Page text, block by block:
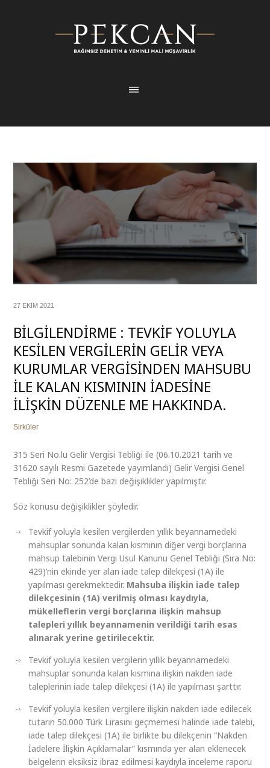
27 EKIM 2021
BİLGİLENDİRME : TEVKİF YOLUYLA
KESİLEN VERGİLERİN GELİR VEYA
KURUMLAR VERGİSİNDEN MAHSUBU
İLE KALAN KISMININ İADESİNE
İLİŞKİN DÜZENLE ME HAKKINDA.
Sirküler
315 Seri No.lu Gelir Vergisi Tebliği ile (06.10.2021 tarih ve
31620 sayılı Resmi Gazetede yayımlandı) Gelir Vergisi Genel
Tebliği Seri No: 252’de bazı değişiklikler yapılmıştır.
Söz konusu değişiklikler şöyledir.
Tevkif yoluyla kesilen vergilerden yıllık beyannamedeki
mahsuplar sonunda kalan kısmının diğer vergi borçlarına
mahsup talebinin Vergi Usul Kanunu Genel Tebliği (Sıra No:
429)’nin ekinde yer alan iade talep dilekçesi (1A) ile
yapılması gerekmektedir. Mahsuba ilişkin iade talep
dilekçesinin (1A) verilmiş olması kaydıyla,
mükelleflerin vergi borçlarına ilişkin mahsup
talepleri yıllık beyannamenin verildiği tarih esas
alınarak yerine getirilecektir.
Tevkif yoluyla kesilen vergilerin yıllık beyannamedeki
mahsuplar sonunda kalan kısmına ilişkin nakden iade
taleplerinin iade talep dilekçesi (1A) ile yapılması şarttır.
Tevkif yoluyla kesilen vergilere ilişkin nakden iade edilecek
tutarın 50.000 Türk Lirasını geçmemesi halinde iade talebi,
iade talep dilekçesi (1A) ile birlikte bu dilekçenin “Nakden
İadelere İlişkin Açıklamalar” kısmında yer alan eklenecek
belgelerin eksiksiz ibraz edilmesi kaydıyla inceleme raporu